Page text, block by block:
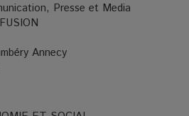
Presse et Media
Annecy